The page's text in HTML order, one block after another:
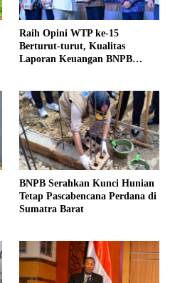
Raih Opini WTP ke-15
Berturut-turut, Kualitas
Laporan Keuangan BNPB
BNPB Serahkan Kunci Hunian
Tetap Pascabencana Perdana di
Sumatra Barat